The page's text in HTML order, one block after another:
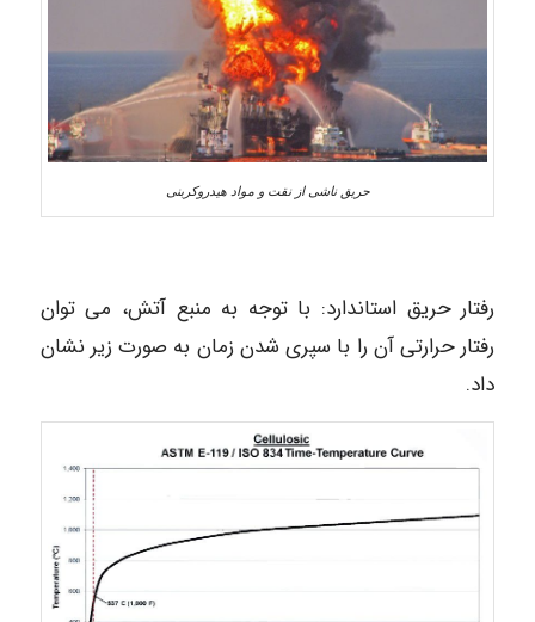
حریق ناشی از نقت و مواد هیدروکربنی
رفتار حریق استاندارد: با توجه به منبع آتش، می توان
رفتار حرارتی آن را با سپری شدن زمان به صورت زیر نشان
داد.